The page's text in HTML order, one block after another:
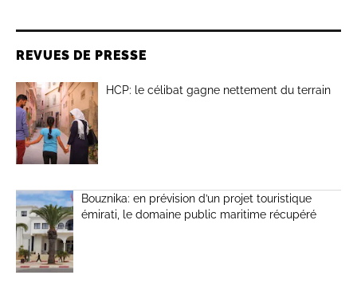
REVUES DE PRESSE
HCP: le célibat gagne nettement du terrain
Bouznika: en prévision d’un projet touristique
émirati, le domaine public maritime récupéré